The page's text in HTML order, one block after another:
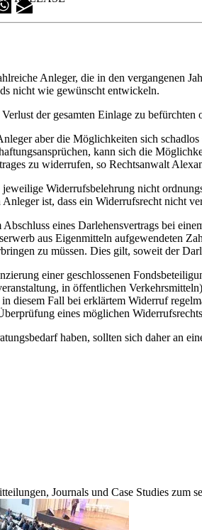
Anleger, die in den vergangenen
nicht wie gewünscht entwickeln.
der gesamten Einlage zu
aber die Möglichkeiten sich
kann sich die
zu widerrufen, so Rechtsanwalt
Widerrufsbelehrung nicht
ist, dass ein Widerrufsrecht nicht
eines Darlehensvertrags bei
aus Eigenmitteln aufgewendeten
zu müssen. Dies gilt, soweit der
einer geschlossenen
in öffentlichen
diesem Fall bei erklärtem Widerruf
eines möglichen
haben, sollten sich daher an
Journals und Case Studies zum